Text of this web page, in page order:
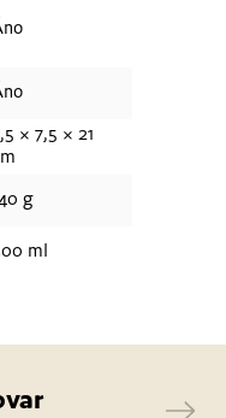
× 7,5 × 21
g
ml
Next